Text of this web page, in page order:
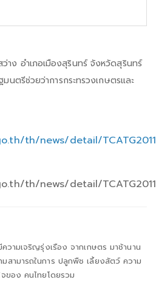
าง อำเภอเมืองสุรินทร์ จังหวัดสุรินทร์
นตรีช่วยว่าการกระทรวงเกษตรและ
th/news/detail/
th/news/detail/
วามเจริญรุ่งเรือง จากเกษตร มาช้านาน
สามารถในการ ปลูกพืช เลี้ยงสัตว์ ความ
ของ คนไทยโดยรวม